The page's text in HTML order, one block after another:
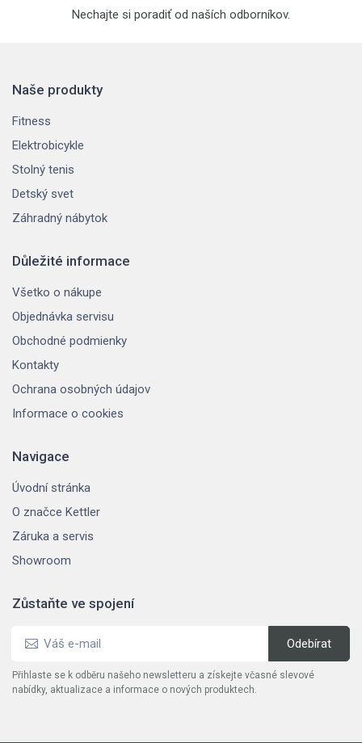
Nechajte si poradiť od naších odborníkov.
Naše produkty
Fitness
Elektrobicykle
Stolný tenis
Detský svet
Záhradný nábytok
Důležité informace
Všetko o nákupe
Objednávka servisu
Obchodné podmienky
Kontakty
Ochrana osobných údajov
Informace o cookies
Navigace
Úvodní stránka
O značce Kettler
Záruka a servis
Showroom
Zůstaňte ve spojení
Přihlaste se k odběru našeho newsletteru a získejte včasné slevové
nabídky, aktualizace a informace o nových produktech.